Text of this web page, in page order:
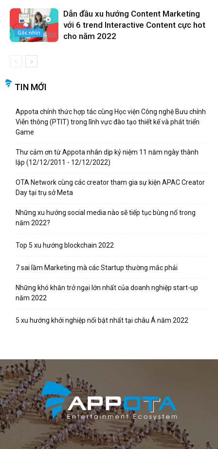
Góc nhìn
Dẫn đầu xu hướng Content Marketing
với 6 trend Interactive Content cực hot
cho năm 2022
TIN MỚI
Appota chính thức hợp tác cùng Học viện Công nghệ Bưu chính
Viễn thông (PTIT) trong lĩnh vực đào tạo thiết kế và phát triển
Game
Thư cảm ơn từ Appota nhân dịp kỷ niệm 11 năm ngày thành
lập (12/12/2011 - 12/12/2022)
OTA Network cùng các creator tham gia sự kiện APAC Creator
Day tại trụ sở Meta
Những xu hướng social media nào sẽ tiếp tục bùng nổ trong
năm 2022?
Top 5 xu hướng blockchain 2022
7 sai lầm Marketing mà các Startup thường mắc phải
Những khó khăn trở ngại lớn nhất của doanh nghiệp start-up
năm 2022
5 xu hướng khởi nghiệp nổi bật nhất tại châu Á năm 2022